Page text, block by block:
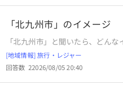
「北九州市」のイメージ
「北九州市」と聞いたら、どんな
うぞ教えて下さい。よろしくお願
[地域情報] 旅行・レジャー
回答数 22026/08/05 20:40